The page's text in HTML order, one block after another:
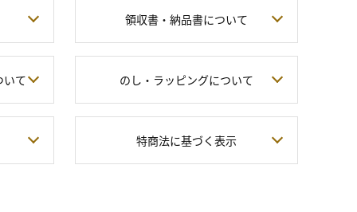
領収書・納品書について
いて のし・ラッピングについて
特商法に基づく表示